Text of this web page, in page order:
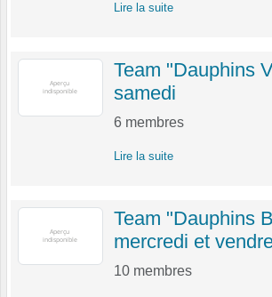
Lire la suite
Team "Dauphins
samedi
6 membres
Lire la suite
Team "Dauphins
mercredi et
10 membres